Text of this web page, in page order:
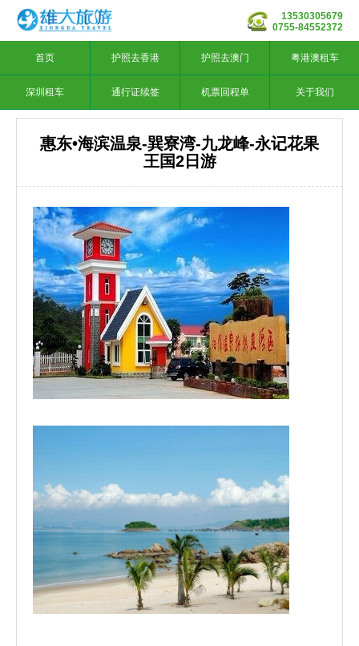
13530305679
0755-84552372
首页 护照去香港 护照去澳门 粤港澳租车
深圳租车 通行证续签 机票回程单 关于我们
惠东•海滨温泉-巽寮湾-九龙峰-永记花果
王国2日游